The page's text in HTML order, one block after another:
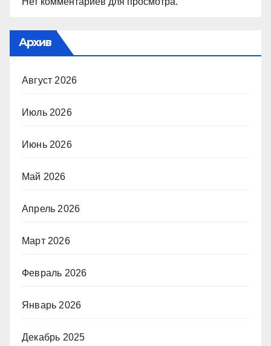
Архив
Август 2026
Июль 2026
Июнь 2026
Май 2026
Апрель 2026
Март 2026
Февраль 2026
Январь 2026
Декабрь 2025